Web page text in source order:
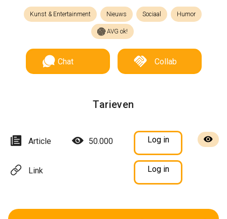
Kunst & Entertainment Nieuws Sociaal Humor
AVG ok!
Chat Collab
Tarieven
Article 50.000 Log in
Link Log in